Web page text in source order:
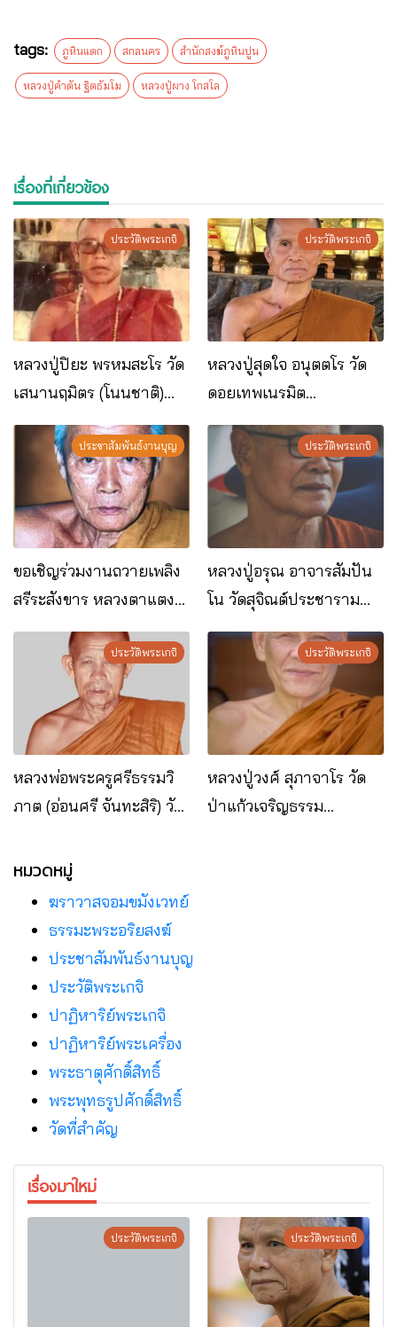
tags: ภูหินแตก สกลนคร สำนักสงฆ์ภูหินปูน
หลวงปู่คำตัน ฐิตธัมโม หลวงปู่ผาง โกสโล
เรื่องที่เกี่ยวข้อง
ประวัติพระเกจิ
หลวงปู่ปิยะ พรหมสะโร วัด
เสนานฤมิตร (โนนชาติ)
อ.คำตากล้า จ.สกลนคร
ประวัติพระเกจิ
หลวงปู่สุดใจ อนุตตโร วัด
ดอยเทพเนรมิต
อ.พรรณานิคม จ.สกลนคร
ประชาสัมพันธ์งานบุญ
ขอเชิญร่วมงานถวายเพลิง
สรีระสังขาร หลวงตาแตง
อ่อน กัลยาณธัมโม
ประวัติพระเกจิ
หลวงปู่อรุณ อาจารสัมปัน
โน วัดสุจิณต์ประชาราม
ต.บงใต้ อ.สว่างแดนดิน
จ.สกลนคร
ประวัติพระเกจิ
หลวงพ่อพระครูศรีธรรมวิ
ภาต (อ่อนศรี จันทะสิริ) วัด
อ.สว่างแดนดิน จ.สกลนคร
ประวัติพระเกจิ
หลวงปู่วงศ์ สุภาจาโร วัด
ป่าแก้วเจริญธรรม
หมวดหมู่
ฆราวาสจอมขมังเวทย์
ธรรมะพระอริยสงฆ์
ประชาสัมพันธ์งานบุญ
ประวัติพระเกจิ
ปาฏิหาริย์พระเกจิ
ปาฏิหาริย์พระเครื่อง
พระธาตุศักดิ์สิทธิ์
พระพุทธรูปศักดิ์สิทธิ์
วัดที่สําคัญ
เรื่องมาใหม่
ประวัติพระเกจิ ประวัติพระเกจิ